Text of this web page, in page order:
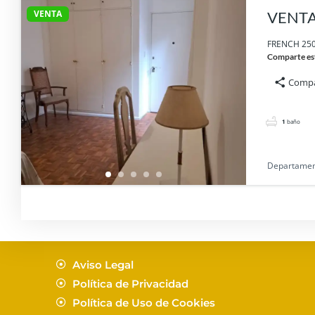
VENTA
FRENCH
Comparte
1 baño
Aviso Legal
Política de Privacidad
Política de Uso de Cookies